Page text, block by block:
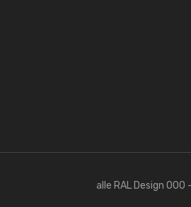
alle RAL Design 000